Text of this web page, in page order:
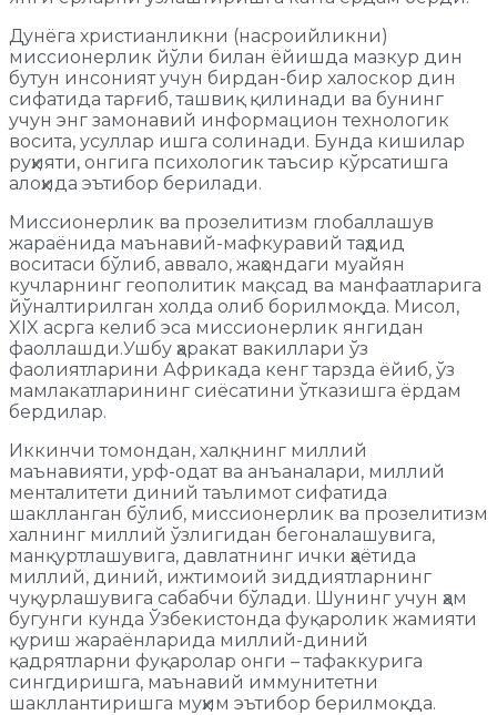
Дунёга христианликни (насроийликни)
миссионерлик йўли билан ёйишда мазкур дин
бутун инсоният учун бирдан-бир халоскор дин
сифатида тарғиб, ташвиқ қилинади ва бунинг
учун энг замонавий информацион технологик
восита, усуллар ишга солинади. Бунда кишилар
руҳияти, онгига психологик таъсир кўрсатишга
алоҳида эътибор берилади.
Миссионерлик ва прозелитизм глобаллашув
жараёнида маънавий-мафкуравий таҳдид
воситаси бўлиб, аввало, жаҳондаги муайян
кучларнинг геополитик мақсад ва манфаатларига
йўналтирилган холда олиб борилмоқда. Мисол,
XIX асрга келиб эса миссионерлик янгидан
фаоллашди.Ушбу ҳаракат вакиллари ўз
фаолиятларини Африкада кенг тарзда ёйиб, ўз
мамлакатларининг сиёсатини ўтказишга ёрдам
бердилар.
Иккинчи томондан, халқнинг миллий
маънавияти, урф-одат ва анъаналари, миллий
менталитети диний таълимот сифатида
шаклланган бўлиб, миссионерлик ва прозелитизм
халнинг миллий ўзлигидан бегоналашувига,
манқуртлашувига, давлатнинг ички ҳаётида
миллий, диний, ижтимоий зиддиятларнинг
чуқурлашувига сабабчи бўлади. Шунинг учун ҳам
бугунги кунда Ўзбекистонда фуқаролик жамияти
қуриш жараёнларида миллий-диний
қадрятларни фуқаролар онги – тафаккурига
сингдиришга, маънавий иммунитетни
шакллантиришга муҳим эътибор берилмоқда.